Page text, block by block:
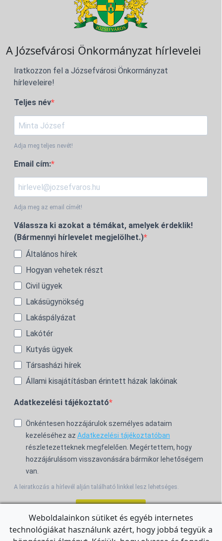
A Józsefvárosi Önkormányzat hírlevelei
Iratkozzon fel a Józsefvárosi Önkormányzat
hírleveleire!
Teljes név
Adja meg teljes nevét!
Email cím:
Adja meg az email címét!
Válassza ki azokat a témákat, amelyek érdeklik!
(Bármennyi hírlevelet megjelölhet.)
Általános hírek
Hogyan vehetek részt
Civil ügyek
Lakásügynökség
Lakáspályázat
Lakótér
Kutyás ügyek
Társasházi hírek
Állami kisajátításban érintett házak lakóinak
Adatkezelési tájékoztató
Önkéntesen hozzájárulok személyes adataim
kezeléséhez az Adatkezelési tájékoztatóban
részletezetteknek megfelelően. Megértettem, hogy
hozzájárulásom visszavonására bármikor lehetőségem
van.
A leiratkozás a hírlevél alján található linkkel lesz lehetséges.
For the English Newsletter, clickHERE.
Weboldalainkon sütiket és egyéb internetes
technológiákat használunk azért, hogy jobbá tegyük a